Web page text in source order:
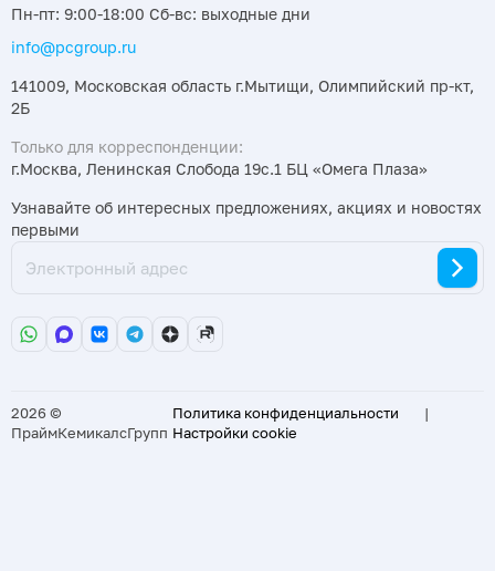
Пн-пт: 9:00-18:00 Сб-вс: выходные дни
info@pcgroup.ru
141009, Московская область г.Мытищи, Олимпийский пр-кт,
2Б
Только для корреспонденции:
г.Москва, Ленинская Слобода 19с.1 БЦ «Омега Плаза»
Узнавайте об интересных предложениях, акциях и новостях
первыми
2026 ©
ПраймКемикалсГрупп
Политика конфиденциальности
|
Настройки cookie